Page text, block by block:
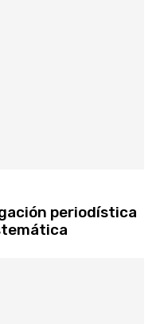
periodística